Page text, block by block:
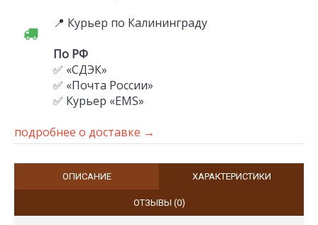
📍 Курьер по Калининграду
По РФ
✅ «СДЭК»
✅ «Почта России»
✅ Курьер «EMS»
подробнее о доставке →
ОПИСАНИЕ ХАРАКТЕРИСТИКИ
ОТЗЫВЫ (0)